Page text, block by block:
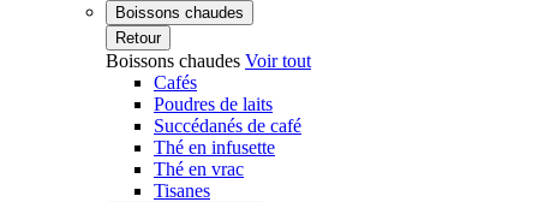
Boissons chaudes
Retour
Boissons chaudes Voir tout
Cafés
Poudres de laits
Succédanés de café
Thé en infusette
Thé en vrac
Tisanes